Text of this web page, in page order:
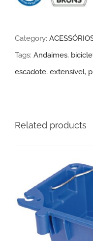
Category:
Tags: Andaimes,
escadote, extensível,
Related products